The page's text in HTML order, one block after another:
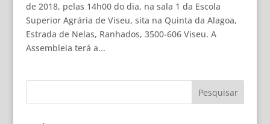
de 2018, pelas 14h00 do dia, na sala 1 da Escola
Superior Agrária de Viseu, sita na Quinta da Alagoa,
Estrada de Nelas, Ranhados, 3500-606 Viseu. A
Assembleia terá a...